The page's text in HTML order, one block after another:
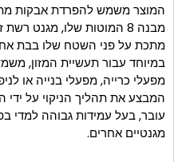
המוצר משמש להפרדת אבקות
מבנה 8 המוטות שלו, מגנט
מתכת על פני השטח שלו בבת
במיוחד עבור תעשיית המזון,
מפעלי כרייה, מפעלי בנייה או
המבצע את תהליך הניקוי על ידי
עובר, בעל עמידות גבוהה למדי
מגנטיים אחרים.